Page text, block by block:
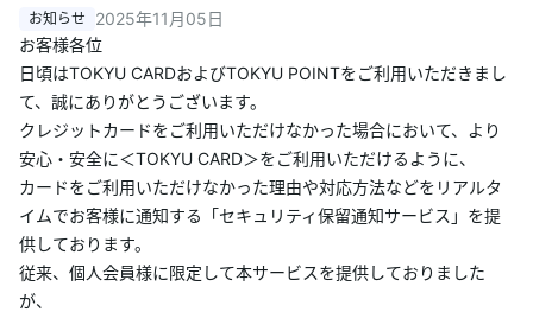
トップ
カードをつくる
TOKYU POINTについて
便利なサービス
2025年11月05日
お客様各位
日頃はTOKYU CARDおよびTOKYU POINTをご利用いただきまし
て、誠にありがとうございます。
クレジットカードをご利用いただけなかった場合において、より
安心・安全に＜TOKYU CARD＞をご利用いただけるように、
カードをご利用いただけなかった理由や対応方法などをリアルタ
イムでお客様に通知する「セキュリティ保留通知サービス」を提
供しております。
従来、個人会員様に限定して本サービスを提供しておりました
が、